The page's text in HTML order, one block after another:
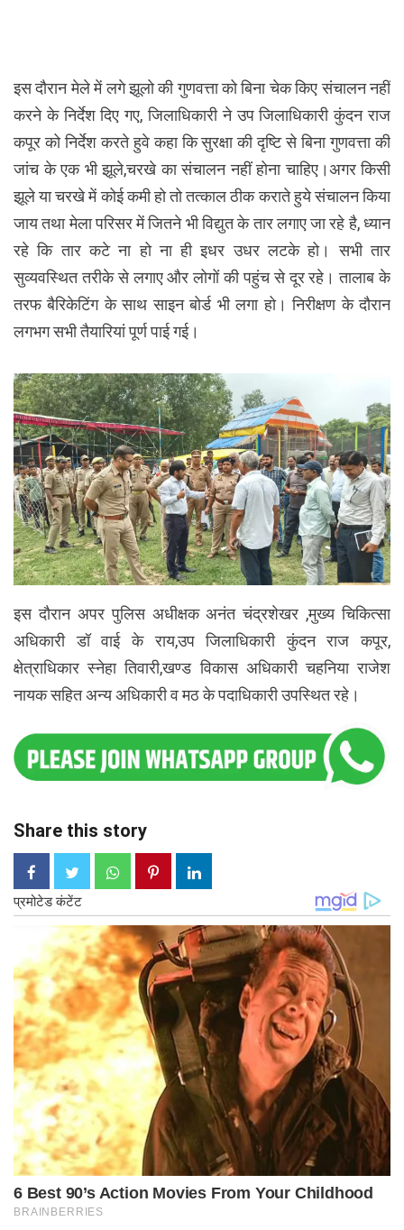
इस दौरान मेले में लगे झूलो की गुणवत्ता को बिना चेक किए संचालन नहीं
करने के निर्देश दिए गए, जिलाधिकारी ने उप जिलाधिकारी कुंदन राज
कपूर को निर्देश करते हुवे कहा कि सुरक्षा की दृष्टि से बिना गुणवत्ता की
जांच के एक भी झूले,चरखे का संचालन नहीं होना चाहिए।अगर किसी
झूले या चरखे में कोई कमी हो तो तत्काल ठीक कराते हुये संचालन किया
जाय तथा मेला परिसर में जितने भी विद्युत के तार लगाए जा रहे है, ध्यान
रहे कि तार कटे ना हो ना ही इधर उधर लटके हो। सभी तार
सुव्यवस्थित तरीके से लगाए और लोगों की पहुंच से दूर रहे। तालाब के
तरफ बैरिकेटिंग के साथ साइन बोर्ड भी लगा हो। निरीक्षण के दौरान
लगभग सभी तैयारियां पूर्ण पाई गई।
इस दौरान अपर पुलिस अधीक्षक अनंत चंद्रशेखर ,मुख्य चिकित्सा
अधिकारी डॉ वाई के राय,उप जिलाधिकारी कुंदन राज कपूर,
क्षेत्राधिकार स्नेहा तिवारी,खण्ड विकास अधिकारी चहनिया राजेश
नायक सहित अन्य अधिकारी व मठ के पदाधिकारी उपस्थित रहे।
Share this story